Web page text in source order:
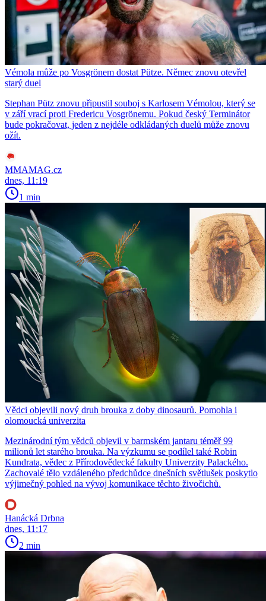
Vémola může po Vosgrönem dostat Pütze. Němec znovu otevřel
starý duel
Stephan Pütz znovu připustil souboj s Karlosem Vémolou, který se
v září vrací proti Fredericu Vosgrönemu. Pokud český Terminátor
bude pokračovat, jeden z nejdéle odkládaných duelů může znovu
ožít.
MMAMAG.cz
dnes, 11:19
1 min
Vědci objevili nový druh brouka z doby dinosaurů. Pomohla i
olomoucká univerzita
Mezinárodní tým vědců objevil v barmském jantaru téměř 99
milionů let starého brouka. Na výzkumu se podílel také Robin
Kundrata, vědec z Přírodovědecké fakulty Univerzity Palackého.
Zachovalé tělo vzdáleného předchůdce dnešních světlušek poskytlo
výjimečný pohled na vývoj komunikace těchto živočichů.
Hanácká Drbna
dnes, 11:17
2 min